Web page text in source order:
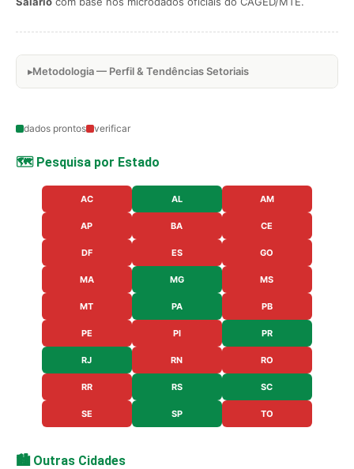
Metodologia — Perfil & Tendências Setoriais
dados prontos verificar
🗺️ Pesquisa por Estado
AC AL AM
AP BA CE
DF ES GO
MA MG MS
MT PA PB
PE PI PR
RJ RN RO
RR RS SC
SE SP TO
🏙️ Outras Cidades